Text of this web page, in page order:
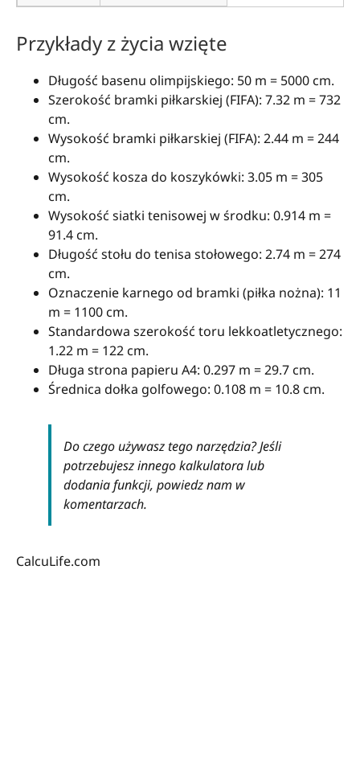
Przykłady z życia wzięte
Długość basenu olimpijskiego: 50 m = 5000 cm.
Szerokość bramki piłkarskiej (FIFA): 7.32 m = 732
cm.
Wysokość bramki piłkarskiej (FIFA): 2.44 m = 244
cm.
Wysokość kosza do koszykówki: 3.05 m = 305
cm.
Wysokość siatki tenisowej w środku: 0.914 m =
91.4 cm.
Długość stołu do tenisa stołowego: 2.74 m = 274
cm.
Oznaczenie karnego od bramki (piłka nożna): 11
m = 1100 cm.
Standardowa szerokość toru lekkoatletycznego:
1.22 m = 122 cm.
Długa strona papieru A4: 0.297 m = 29.7 cm.
Średnica dołka golfowego: 0.108 m = 10.8 cm.
Do czego używasz tego narzędzia? Jeśli
potrzebujesz innego kalkulatora lub
dodania funkcji, powiedz nam w
komentarzach.
CalcuLife.com